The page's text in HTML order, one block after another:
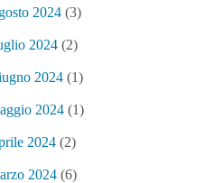
2024 (3)
2024 (2)
2024 (1)
2024 (1)
2024 (2)
2024 (6)